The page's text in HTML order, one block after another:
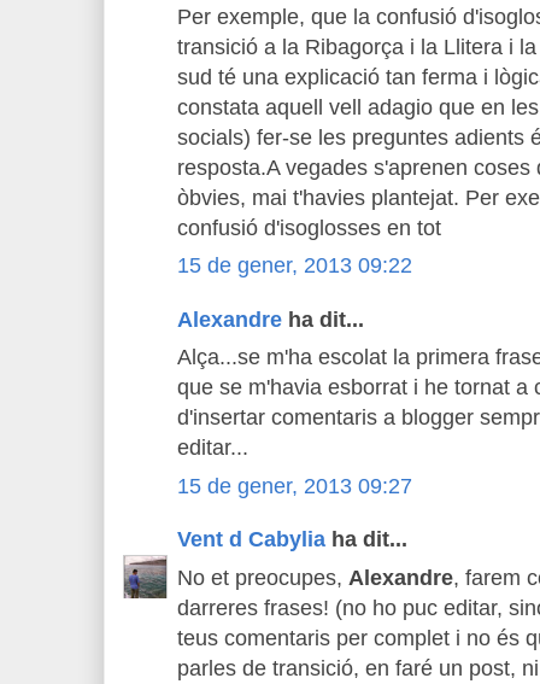
Per exemple, que la confusió
transició a la Ribagorça i la Llitera i
sud té una explicació tan ferma i
constata aquell vell adagio que en
socials) fer-se les preguntes adients
resposta.A vegades s'aprenen
òbvies, mai t'havies plantejat. Per
confusió d'isoglosses en tot
15 de gener, 2013 09:22
Alexandre ha dit...
Alça...se m'ha escolat la primera
que se m'havia esborrat i he tornat a
d'insertar comentaris a blogger
editar...
15 de gener, 2013 09:27
Vent d Cabylia ha dit...
No et preocupes, Alexandre, farem
darreres frases! (no ho puc editar,
teus comentaris per complet i no és
parles de transició, en faré un post,